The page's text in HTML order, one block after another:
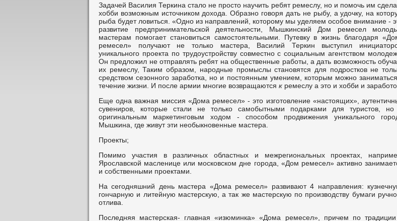
Задачей Василия Теркина стало не просто научить ребят ремеслу, но и помочь им
хобби возможным источником дохода. Образно говоря дать не рыбу, а удочку, на
рыба будет ловиться. «Одно из направлений, которому мы уделяем особое внимание -
развитие предпринимательской деятельности, Мышкинский Дом ремесел
мастерам помогает становиться самостоятельными. Путевку в жизнь благодаря
ремесел» получают не только мастера, Василий Теркин выступил
уникального проекта по трудоустройству совместно с социальным агентством
Он предложил не отправлять ребят на общественные работы, а дать возможность
их ремеслу, Таким образом, народные промыслы становятся для подростков не
средством сезонного заработка, но и постоянным умением, которым можно заниматься
течение жизни. И после армии многие возвращаются к ремеслу а это и хобби и
Еще одна важная миссия «Дома ремесел» - это изготовление «настоящих»,
сувениров, которые стали не только самобытными подарками для туристов,
оригинальным маркетинговым ходом - способом продвижения уникального
Мышкина, где живут эти необыкновенные мастера.
Проекты;
Помимо участия в различных областных и межрегиональных проектах,
Ярославской масленице или московском дне города, «Дом ремесел» активно
и собственными проектами.
На сегодняшний день мастера «Дома ремесел» развивают 4 направления:
гончарную и литейную мастерскую, а так же мастерскую по производству бумаги
отлива.
Последняя мастерская- главная «изюминка» «Дома ремесел», причем по